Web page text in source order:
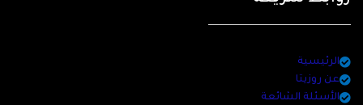
الرئيسية
عن روزيتا
الأسئلة الشائعة